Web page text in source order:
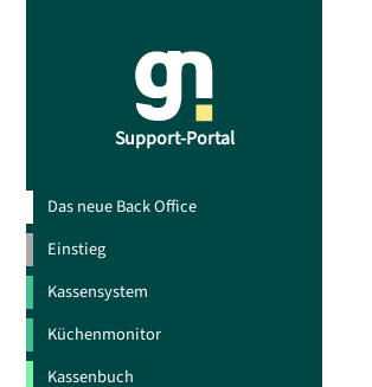
Support-Portal
Das neue Back Office
Einstieg
Kassensystem
Küchenmonitor
Kassenbuch